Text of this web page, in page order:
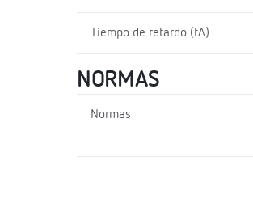
Tiempo de retardo (t∆)
NORMAS
Normas